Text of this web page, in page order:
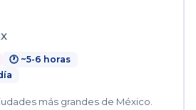
🕐 ~5-6 horas
más grandes de México.